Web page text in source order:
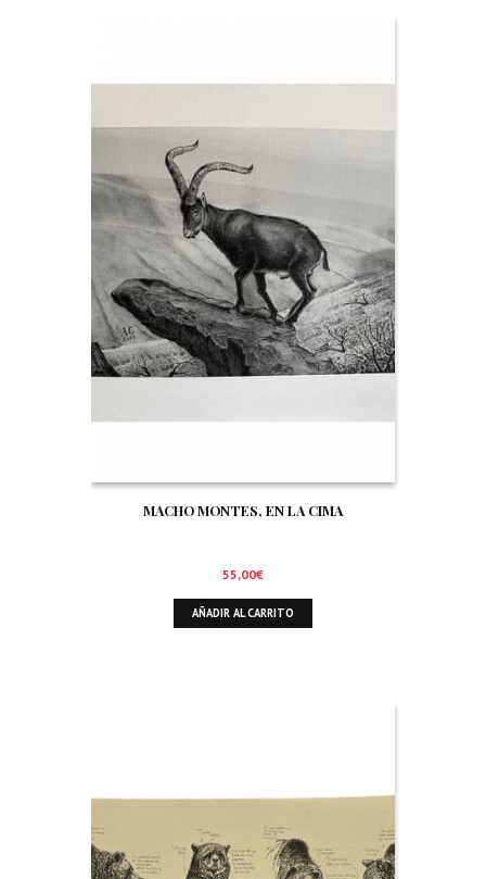
MACHO MONTES, EN LA CIMA
55,00€
AÑADIR AL CARRITO